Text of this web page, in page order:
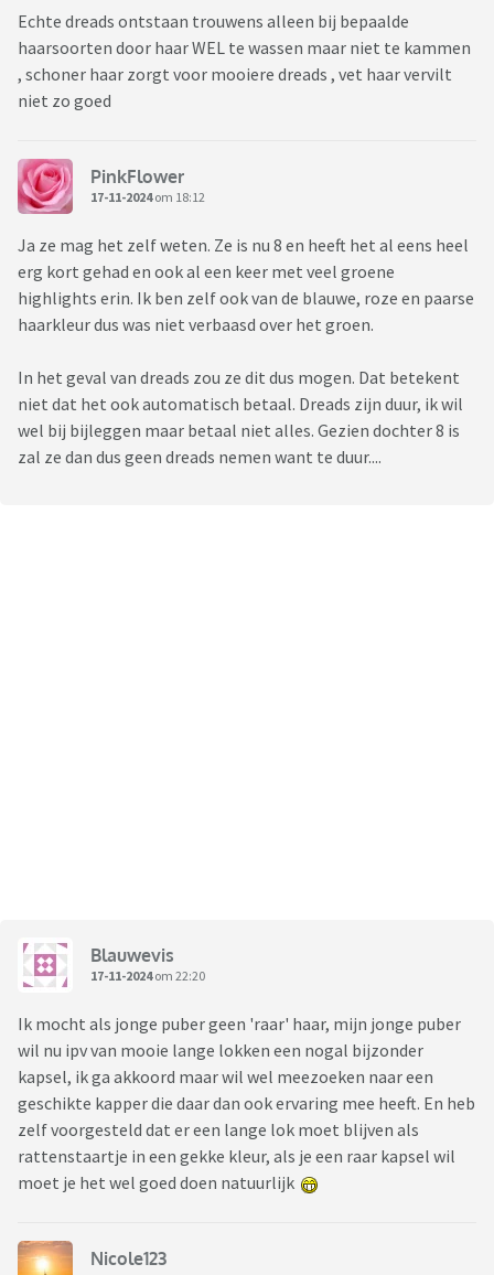
Echte dreads ontstaan trouwens alleen bij bepaalde
haarsoorten door haar WEL te wassen maar niet te kammen
, schoner haar zorgt voor mooiere dreads , vet haar vervilt
niet zo goed
PinkFlower
17-11-2024om 18:12
Ja ze mag het zelf weten. Ze is nu 8 en heeft het al eens heel
erg kort gehad en ook al een keer met veel groene
highlights erin. Ik ben zelf ook van de blauwe, roze en paarse
haarkleur dus was niet verbaasd over het groen.
In het geval van dreads zou ze dit dus mogen. Dat betekent
niet dat het ook automatisch betaal. Dreads zijn duur, ik wil
wel bij bijleggen maar betaal niet alles. Gezien dochter 8 is
zal ze dan dus geen dreads nemen want te duur....
Blauwevis
17-11-2024om 22:20
Ik mocht als jonge puber geen 'raar' haar, mijn jonge puber
wil nu ipv van mooie lange lokken een nogal bijzonder
kapsel, ik ga akkoord maar wil wel meezoeken naar een
geschikte kapper die daar dan ook ervaring mee heeft. En heb
zelf voorgesteld dat er een lange lok moet blijven als
rattenstaartje in een gekke kleur, als je een raar kapsel wil
moet je het wel goed doen natuurlijk
Nicole123